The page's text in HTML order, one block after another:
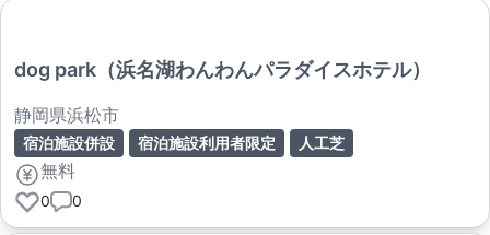
dog park（浜名湖わんわんパラダイスホテル）
静岡県浜松市
宿泊施設併設 宿泊施設利用者限定 人工芝
無料
0 0